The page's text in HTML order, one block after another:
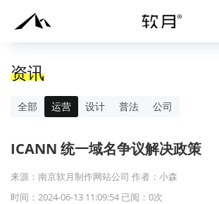
资讯
全部 运营 设计 普法 公司
ICANN 统一域名争议解决政策
来源：南京软月制作网站公司 作者：小森
时间：2024-06-13 11:09:54 已阅： 0次